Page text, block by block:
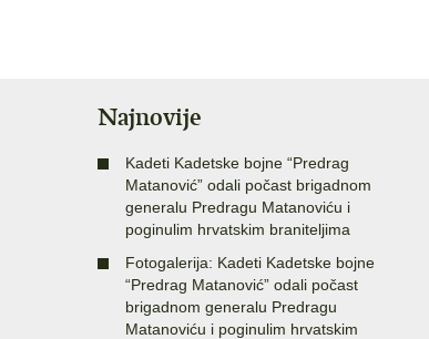
Najnovije
Kadeti Kadetske bojne “Predrag
Matanović” odali počast brigadnom
generalu Predragu Matanoviću i
poginulim hrvatskim braniteljima
Fotogalerija: Kadeti Kadetske bojne
“Predrag Matanović” odali počast
brigadnom generalu Predragu
Matanoviću i poginulim hrvatskim